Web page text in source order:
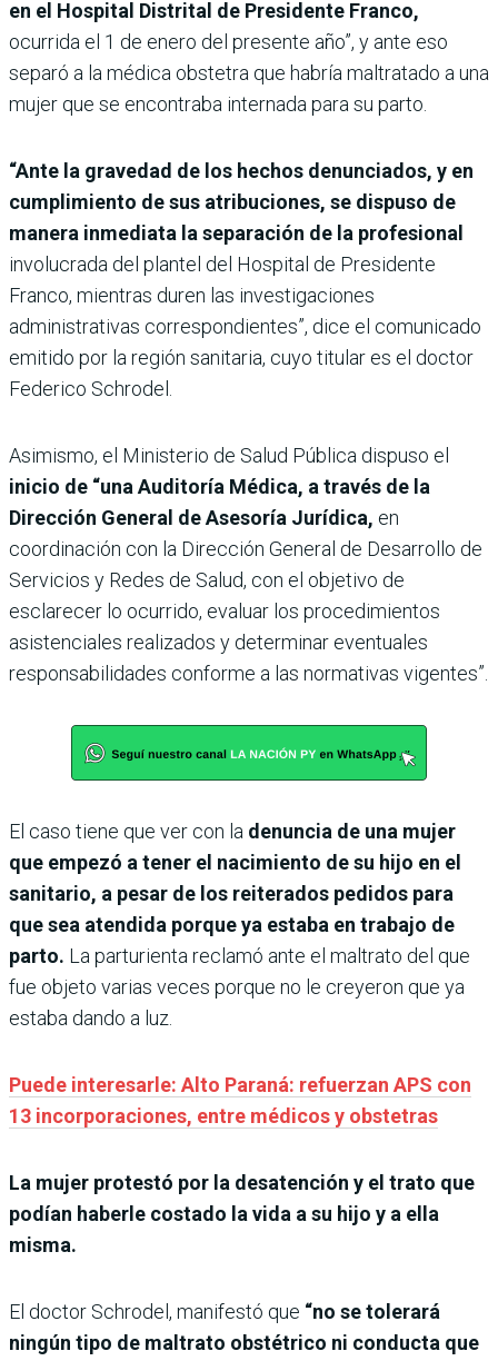
en el Hospital Distrital de Presidente Franco,
ocurrida el 1 de enero del presente año”, y ante eso
separó a la médica obstetra que habría maltratado a una
mujer que se encontraba internada para su parto.
“Ante la gravedad de los hechos denunciados, y en
cumplimiento de sus atribuciones, se dispuso de
manera inmediata la separación de la profesional
involucrada del plantel del Hospital de Presidente
Franco, mientras duren las investigaciones
administrativas correspondientes”, dice el comunicado
emitido por la región sanitaria, cuyo titular es el doctor
Federico Schrodel.
Asimismo, el Ministerio de Salud Pública dispuso el
inicio de “una Auditoría Médica, a través de la
Dirección General de Asesoría Jurídica, en
coordinación con la Dirección General de Desarrollo de
Servicios y Redes de Salud, con el objetivo de
esclarecer lo ocurrido, evaluar los procedimientos
asistenciales realizados y determinar eventuales
responsabilidades conforme a las normativas vigentes”.
El caso tiene que ver con la denuncia de una mujer
que empezó a tener el nacimiento de su hijo en el
sanitario, a pesar de los reiterados pedidos para
que sea atendida porque ya estaba en trabajo de
parto. La parturienta reclamó ante el maltrato del que
fue objeto varias veces porque no le creyeron que ya
estaba dando a luz.
Puede interesarle: Alto Paraná: refuerzan APS con
13 incorporaciones, entre médicos y obstetras
La mujer protestó por la desatención y el trato que
podían haberle costado la vida a su hijo y a ella
misma.
El doctor Schrodel, manifestó que “no se tolerará
ningún tipo de maltrato obstétrico ni conducta que